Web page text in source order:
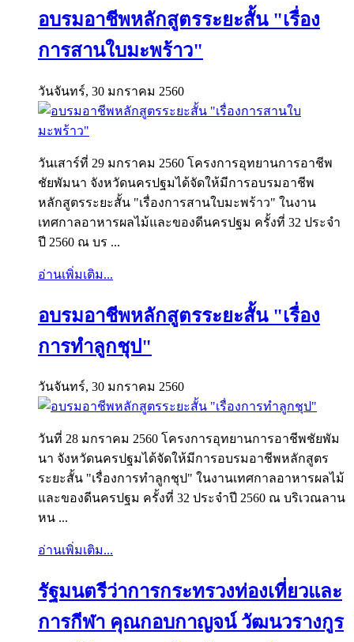
อบรมอาชีพหลักสูตรระยะสั้น "เรื่อง
การสานใบมะพร้าว"
วันจันทร์, 30 มกราคม 2560
วันเสาร์ที่ 29 มกราคม 2560 โครงการอุทยานการอาชีพ
ชัยพัมนา จังหวัดนครปฐมได้จัดให้มีการอบรมอาชีพ
หลักสูตรระยะสั้น "เรื่องการสานใบมะพร้าว" ในงาน
เทศกาลอาหารผลไม้และของดีนครปฐม ครั้งที่ 32 ประจำ
ปี 2560 ณ บร ...
อ่านเพิ่มเติม...
อบรมอาชีพหลักสูตรระยะสั้น "เรื่อง
การทำลูกชุป"
วันจันทร์, 30 มกราคม 2560
วันที่ 28 มกราคม 2560 โครงการอุทยานการอาชีพชัยพัม
นา จังหวัดนครปฐมได้จัดให้มีการอบรมอาชีพหลักสูตร
ระยะสั้น "เรื่องการทำลูกชุป" ในงานเทศกาลอาหารผลไม้
และของดีนครปฐม ครั้งที่ 32 ประจำปี 2560 ณ บริเวณลาน
หน ...
อ่านเพิ่มเติม...
รัฐมนตรีว่าการกระทรวงท่องเที่ยวและ
การกีฬา คุณกอบกาญจน์ วัฒนวรางกูร